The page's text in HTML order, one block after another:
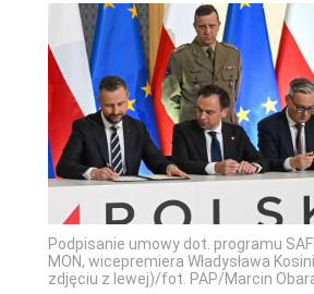
Podpisanie umowy dot. programu
MON, wicepremiera Władysława
zdjęciu z lewej)/fot. PAP/Marcin